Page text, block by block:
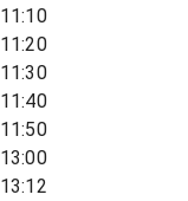
11:10
11:20
11:30
11:40
11:50
13:00
13:12